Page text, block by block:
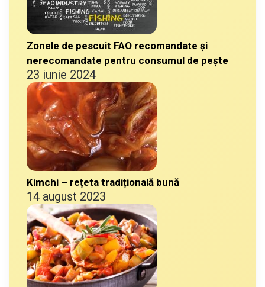
Zonele de pescuit FAO recomandate și
nerecomandate pentru consumul de pește
23 iunie 2024
Kimchi – rețeta tradițională bună
14 august 2023